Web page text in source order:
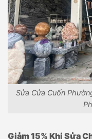
Sửa Cửa Cuốn
Giảm 15% Khi Sửa